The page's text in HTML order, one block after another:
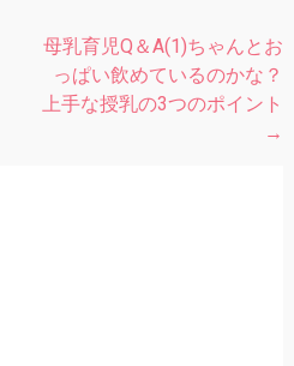
母乳育児Q＆A(1)ちゃんとお
っぱい飲めているのかな？
上手な授乳の3つのポイント
→